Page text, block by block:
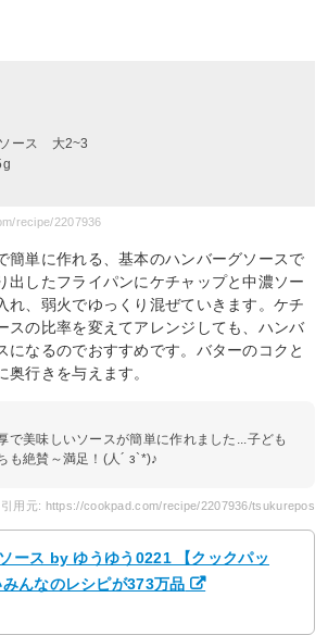
ース 大2~3
recipe/2207936
簡単に作れる、基本のハンバーグソースで
出したフライパンにケチャップと中濃ソー
れ、弱火でゆっくり混ぜていきます。ケチ
スの比率を変えてアレンジしても、ハンバ
になるのでおすすめです。バターのコクと
奥行きを与えます。
で美味しいソースが簡単に作れました...子ども
も絶賛～満足！(人´ з`*)♪
引用元: https://cookpad.com/recipe/2207936/tsukurepos
ース by ゆうゆう0221 【クックパッ
みんなのレシピが373万品